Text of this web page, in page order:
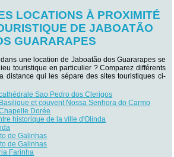
LOCATIONS À PROXIMITÉ
DE JABOATÃO
GUARARAPES
une location de Jaboatão dos Guararapes se
touristique en particulier ? Comparez différents
distance qui les sépare des sites touristiques ci-
Sao Pedro dos Clerigos
et couvent Nossa Senhora do Carmo
Dorée
historique de la ville d'Olinda
de Galinhas
de Galinhas
Farinha